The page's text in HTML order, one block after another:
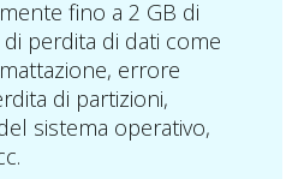
fino a 2 GB di
perdita di dati come
errore
di partizioni,
sistema operativo,